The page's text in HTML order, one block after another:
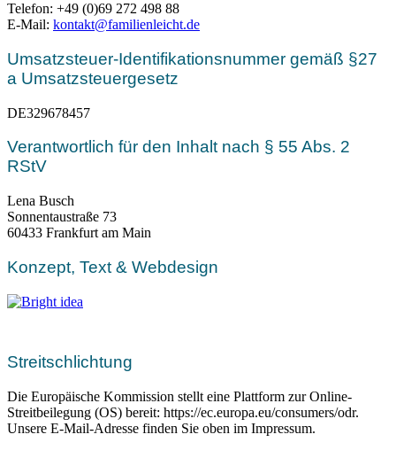
Telefon: +49 (0)69 272 498 88
E-Mail: kontakt@familienleicht.de
Umsatzsteuer-Identifikationsnummer gemäß §27
a Umsatzsteuergesetz
DE329678457
Verantwortlich für den Inhalt nach § 55 Abs. 2
RStV
Lena Busch
Sonnentaustraße 73
60433 Frankfurt am Main
Konzept, Text & Webdesign
Streitschlichtung
Die Europäische Kommission stellt eine Plattform zur Online-
Streitbeilegung (OS) bereit: https://ec.europa.eu/consumers/odr.
Unsere E-Mail-Adresse finden Sie oben im Impressum.